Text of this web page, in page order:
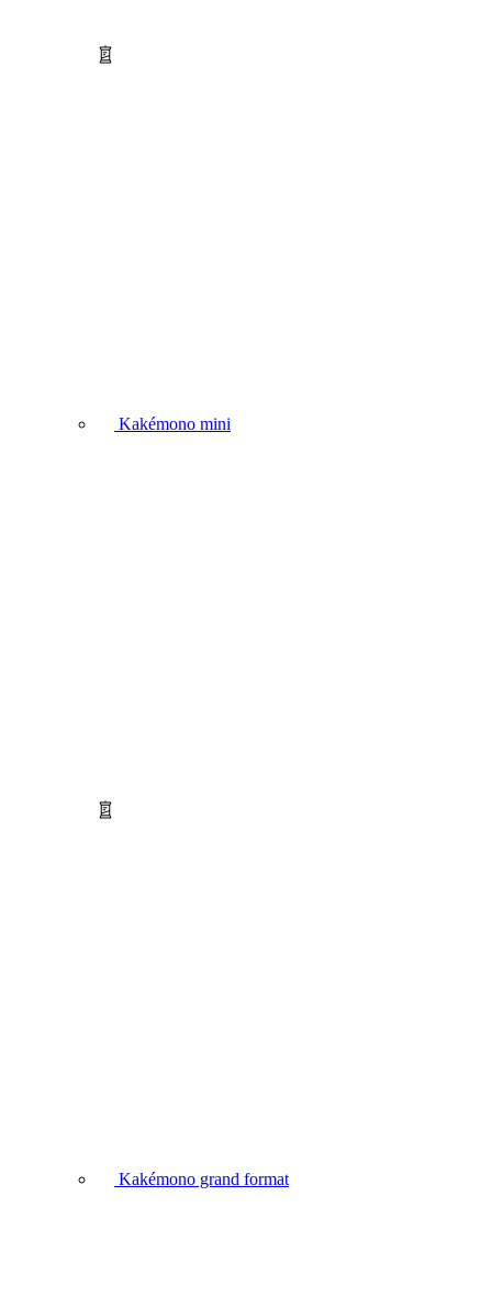
Kakémono mini
Kakémono grand format